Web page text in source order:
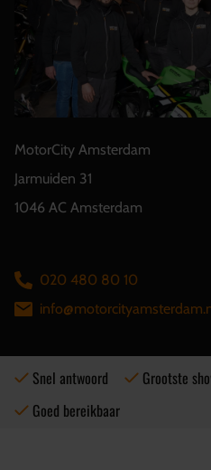
MotorCity Amsterdam
Jarmuiden 31
1046 AC Amsterdam
020 480 80 10
Snel antwoord
Goed bereikbaar
Grootste